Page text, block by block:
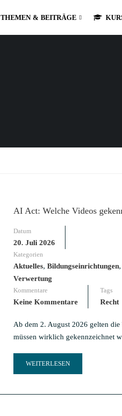
THEMEN & BEITRÄGE
AI Act: Welche Videos
Datum
20. Juli 2026
Kategorien
Aktuelles, Bildungseinrichtungen,
Verwertung
Kommentare
Keine Kommentare
Tags
Recht
Ab dem 2. August 2026 gelten
müssen wirklich gekennzeichnet
READ
MORE
AI
WEITERLESEN